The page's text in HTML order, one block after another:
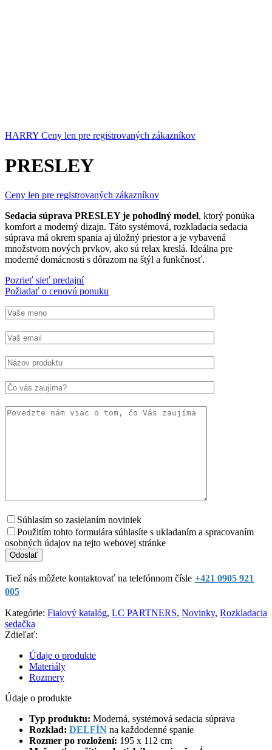
HARRY Ceny len pre registrovaných zákazníkov
PRESLEY
Ceny len pre registrovaných zákazníkov
Sedacia súprava PRESLEY je pohodlný model, ktorý ponúka
komfort a moderný dizajn. Táto systémová, rozkladacia sedacia
súprava má okrem spania aj úložný priestor a je vybavená
množstvom nových prvkov, ako sú relax kreslá. Ideálna pre
moderné domácnosti s dôrazom na štýl a funkčnosť.
Pozrieť sieť predajní
Požiadať o cenovú ponuku
Súhlasím so zasielaním noviniek
Použitím tohto formulára súhlasíte s ukladaním a spracovaním
osobných údajov na tejto webovej stránke
Tiež nás môžete kontaktovať na telefónnom čísle +421 0905 921
005
Kategórie: Fialový katalóg, LC PARTNERS, Novinky, Rozkladacia
sedačka
Zdieľať:
Údaje o produkte
Materiály
Rozmery
Údaje o produkte
Typ produktu: Moderná, systémová sedacia súprava
Rozklad: DELFÍN na každodenné spanie
Rozmer po rozložení: 195 x 112 cm